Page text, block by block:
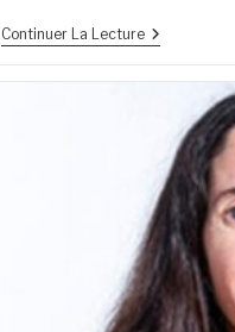
Continuer La Lecture